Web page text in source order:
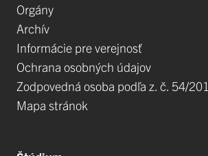
Orgány
Archív
Informácie pre verejnosť
Ochrana osobných údajov
Zodpovedná osoba podľa z. č. 54/
Mapa stránok